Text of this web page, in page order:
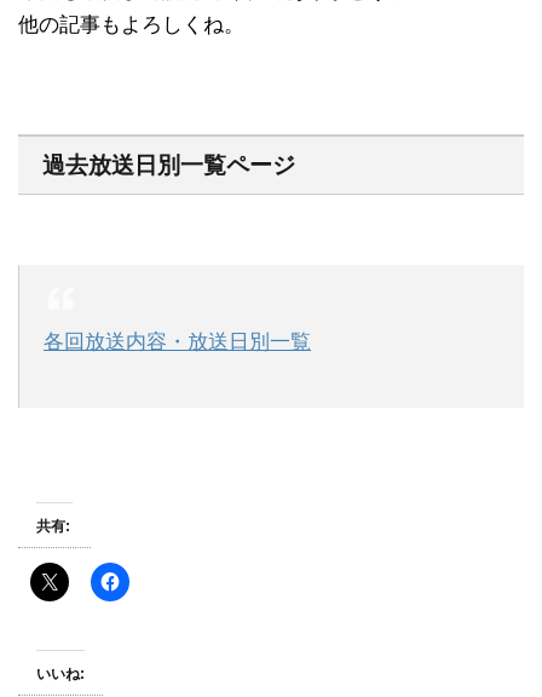
他の記事もよろしくね。
過去放送日別一覧ページ
各回放送内容・放送日別一覧
共有:
いいね: